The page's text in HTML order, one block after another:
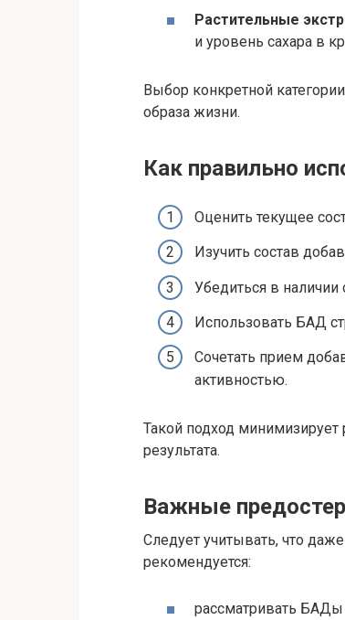
Растительные
и уровень сахара в
Выбор конкретной
образа жизни.
Как правильно
Оценить текущее
Изучить состав
Убедиться в наличии
Использовать БАД
Сочетать прием
активностью.
Такой подход
результата.
Важные
Следует учитывать, что
рекомендуется:
рассматривать